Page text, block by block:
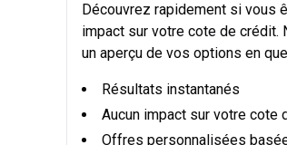
Découvrez rapidement si vous
impact sur votre cote de
un aperçu de vos options en
Résultats instantanés
Aucun impact sur votre cote
Offres personnalisées